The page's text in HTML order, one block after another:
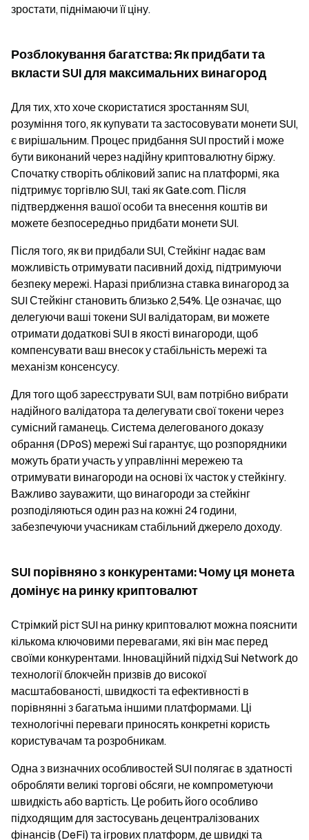
зростати, піднімаючи її ціну.
Розблокування багатства: Як придбати та
вкласти SUI для максимальних винагород
Для тих, хто хоче скористатися зростанням SUI,
розуміння того, як купувати та застосовувати монети SUI,
є вирішальним. Процес придбання SUI простий і може
бути виконаний через надійну криптовалютну біржу.
Спочатку створіть обліковий запис на платформі, яка
підтримує торгівлю SUI, такі як Gate.com. Після
підтвердження вашої особи та внесення коштів ви
можете безпосередньо придбати монети SUI.
Після того, як ви придбали SUI, Стейкінг надає вам
можливість отримувати пасивний дохід, підтримуючи
безпеку мережі. Наразі приблизна ставка винагород за
SUI Стейкінг становить близько 2,54%. Це означає, що
делегуючи ваші токени SUI валідаторам, ви можете
отримати додаткові SUI в якості винагороди, щоб
компенсувати ваш внесок у стабільність мережі та
механізм консенсусу.
Для того щоб зареєструвати SUI, вам потрібно вибрати
надійного валідатора та делегувати свої токени через
сумісний гаманець. Система делегованого доказу
обрання (DPoS) мережі Sui гарантує, що розпорядники
можуть брати участь у управлінні мережею та
отримувати винагороди на основі їх часток у стейкінгу.
Важливо зауважити, що винагороди за стейкінг
розподіляються один раз на кожні 24 години,
забезпечуючи учасникам стабільний джерело доходу.
SUI порівняно з конкурентами: Чому ця монета
домінує на ринку криптовалют
Стрімкий ріст SUI на ринку криптовалют можна пояснити
кількома ключовими перевагами, які він має перед
своїми конкурентами. Інноваційний підхід Sui Network до
технології блокчейн призвів до високої
масштабованості, швидкості та ефективності в
порівнянні з багатьма іншими платформами. Ці
технологічні переваги приносять конкретні користь
користувачам та розробникам.
Одна з визначних особливостей SUI полягає в здатності
обробляти великі торгові обсяги, не компрометуючи
швидкість або вартість. Це робить його особливо
підходящим для застосувань децентралізованих
фінансів (DeFi) та ігрових платформ, де швидкі та